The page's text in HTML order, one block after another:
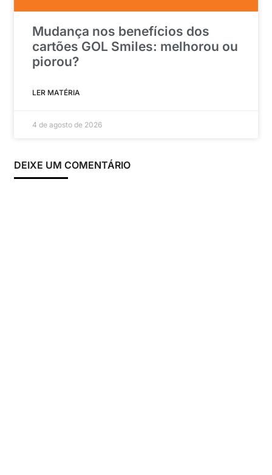
Mudança nos benefícios dos
cartões GOL Smiles: melhorou ou
piorou?
LER MATÉRIA
4 de agosto de 2026
DEIXE UM COMENTÁRIO